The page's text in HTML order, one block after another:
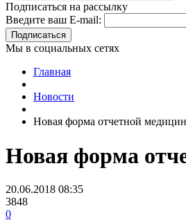
Подписаться на рассылку
Введите ваш E-mail:
Подписаться
Мы в социальных сетях
Главная
Новости
Новая форма отчетной
Новая форма
20.06.2018 08:35
3848
0